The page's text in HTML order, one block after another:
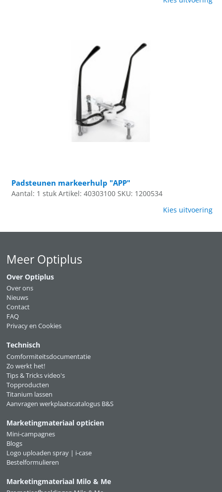
Padsteunen markeerhulp "APP"
Aantal: 1 stuk Artikel: 40303100 SKU: 1200534
Kies uitvoering
Meer Optiplus
Over Optiplus
Over ons
Nieuws
Contact
FAQ
Privacy en Cookies
Technisch
Comformiteitsdocumentatie
Zo werkt het!
Tips & Tricks video's
Topproducten
Titanium lassen
Aanvragen werkplaatscatalogus B&S
Marketingmateriaal opticien
Mini-campagnes
Blogs
Logo uploaden spray | i-case
Bestelformulieren
Marketingmateriaal Milo & Me